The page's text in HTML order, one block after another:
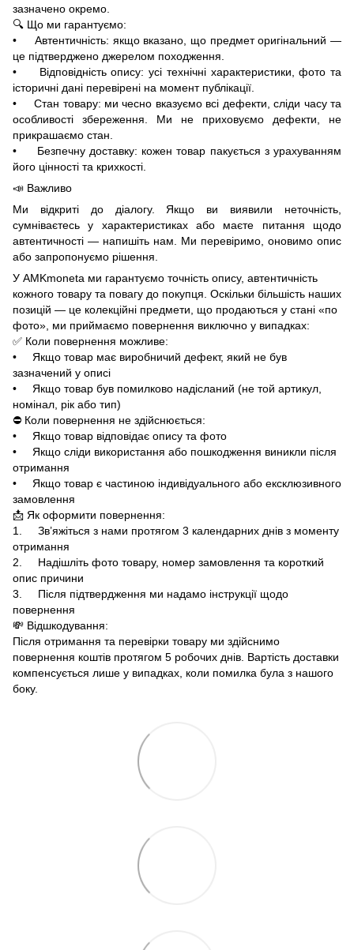
зазначено окремо.
🔍 Що ми гарантуємо:
• Автентичність: якщо вказано, що предмет оригінальний —
це підтверджено джерелом походження.
• Відповідність опису: усі технічні характеристики, фото та
історичні дані перевірені на момент публікації.
• Стан товару: ми чесно вказуємо всі дефекти, сліди часу та
особливості збереження. Ми не приховуємо дефекти, не
прикрашаємо стан.
• Безпечну доставку: кожен товар пакується з урахуванням
його цінності та крихкості.
📣 Важливо
Ми відкриті до діалогу. Якщо ви виявили неточність,
сумніваєтесь у характеристиках або маєте питання щодо
автентичності — напишіть нам. Ми перевіримо, оновимо опис
або запропонуємо рішення.
У AMKmoneta ми гарантуємо точність опису, автентичність
кожного товару та повагу до покупця. Оскільки більшість наших
позицій — це колекційні предмети, що продаються у стані «по
фото», ми приймаємо повернення виключно у випадках:
✅ Коли повернення можливе:
• Якщо товар має виробничий дефект, який не був
зазначений у описі
• Якщо товар був помилково надісланий (не той артикул,
номінал, рік або тип)
⛔ Коли повернення не здійснюється:
• Якщо товар відповідає опису та фото
• Якщо сліди використання або пошкодження виникли після
отримання
• Якщо товар є частиною індивідуального або ексклюзивного
замовлення
📩 Як оформити повернення:
1. Зв’яжіться з нами протягом 3 календарних днів з моменту
отримання
2. Надішліть фото товару, номер замовлення та короткий
опис причини
3. Після підтвердження ми надамо інструкції щодо
повернення
💸 Відшкодування:
Після отримання та перевірки товару ми здійснимо
повернення коштів протягом 5 робочих днів. Вартість доставки
компенсується лише у випадках, коли помилка була з нашого
боку.